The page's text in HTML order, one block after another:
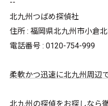
--
北九州つばめ探偵社
住所 : 福岡県北九州市小倉
電話番号 : 0120-754-999
柔軟かつ迅速に北九州周辺
北九州の探偵をお探しなら